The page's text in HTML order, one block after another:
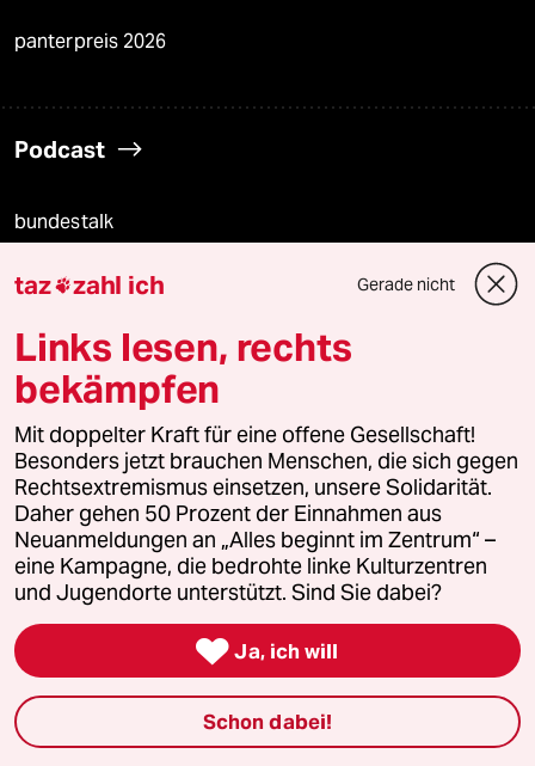
panterpreis 2026
Podcast
bundestalk
fernverbindung
klima update°
Mauerecho
Freie Rede
reingehen
Newsletter
team zukunft
taz frisch
taz zahl ich Gerade nicht
Links lesen, rechts
bekämpfen
Mit doppelter Kraft für eine offene Gesellschaft!
Besonders jetzt brauchen Menschen, die sich gegen
Rechtsextremismus einsetzen, unsere Solidarität.
Daher gehen 50 Prozent der Einnahmen aus
Neuanmeldungen an „Alles beginnt im Zentrum“ –
eine Kampagne, die bedrohte linke Kulturzentren
und Jugendorte unterstützt. Sind Sie dabei?
 Ja, ich will
Schon dabei!